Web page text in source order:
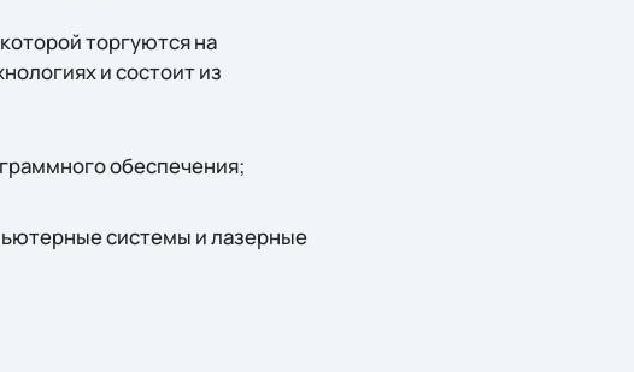
торгуются на
и состоит из
обеспечения;
системы и лазерные